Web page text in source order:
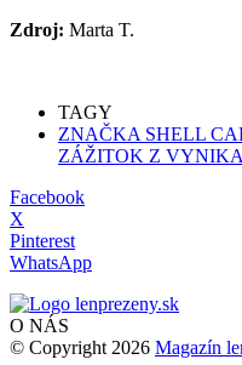
Zdroj: Marta T.
TAGY
ZNAČKA SHELL
ZÁŽITOK Z
Facebook
X
Pinterest
WhatsApp
O NÁS
© Copyright 2026 Magazín